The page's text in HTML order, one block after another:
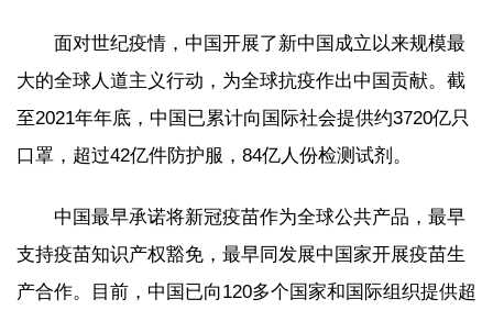
面对世纪疫情，中国开展了新中国成立以来规模最
大的全球人道主义行动，为全球抗疫作出中国贡献。截
至2021年年底，中国已累计向国际社会提供约3720亿只
口罩，超过42亿件防护服，84亿人份检测试剂。
中国最早承诺将新冠疫苗作为全球公共产品，最早
支持疫苗知识产权豁免，最早同发展中国家开展疫苗生
产合作。目前，中国已向120多个国家和国际组织提供超